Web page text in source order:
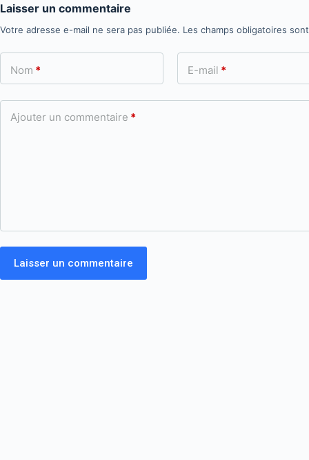
Laisser un commentaire
Votre adresse e-mail ne sera pas publiée. Les champs obligatoires
Nom * E-mail *
Ajouter un commentaire *
Laisser un commentaire